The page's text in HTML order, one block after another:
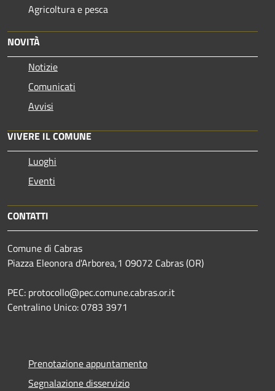
Agricoltura e pesca
NOVITÀ
Notizie
Comunicati
Avvisi
VIVERE IL COMUNE
Luoghi
Eventi
CONTATTI
Comune di Cabras
Piazza Eleonora d'Arborea,1 09072 Cabras (OR)
PEC: protocollo@pec.comune.cabras.or.it
Centralino Unico: 0783 3971
Prenotazione appuntamento
Segnalazione disservizio